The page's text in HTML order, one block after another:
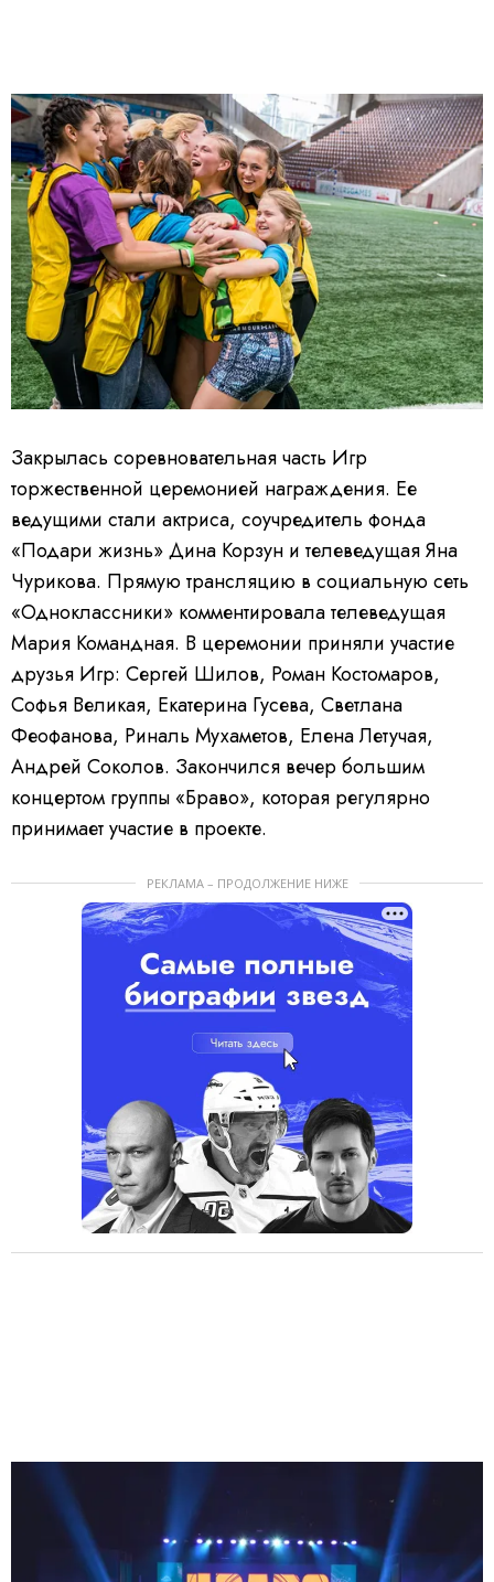
Закрылась соревновательная часть Игр
торжественной церемонией награждения. Ее
ведущими стали актриса, соучредитель фонда
«Подари жизнь» Дина Корзун и телеведущая Яна
Чурикова. Прямую трансляцию в социальную сеть
«Одноклассники» комментировала телеведущая
Мария Командная. В церемонии приняли участие
друзья Игр: Сергей Шилов, Роман Костомаров,
Софья Великая, Екатерина Гусева, Светлана
Феофанова, Риналь Мухаметов, Елена Летучая,
Андрей Соколов. Закончился вечер большим
концертом группы «Браво», которая регулярно
принимает участие в проекте.
РЕКЛАМА – ПРОДОЛЖЕНИЕ НИЖЕ